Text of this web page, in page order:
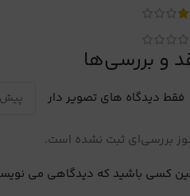
و بررسی‌ها
فقط دیدگاه های تصویر دار
بررسی‌ای ثبت نشده است.
کسی باشید که دیدگاهی می